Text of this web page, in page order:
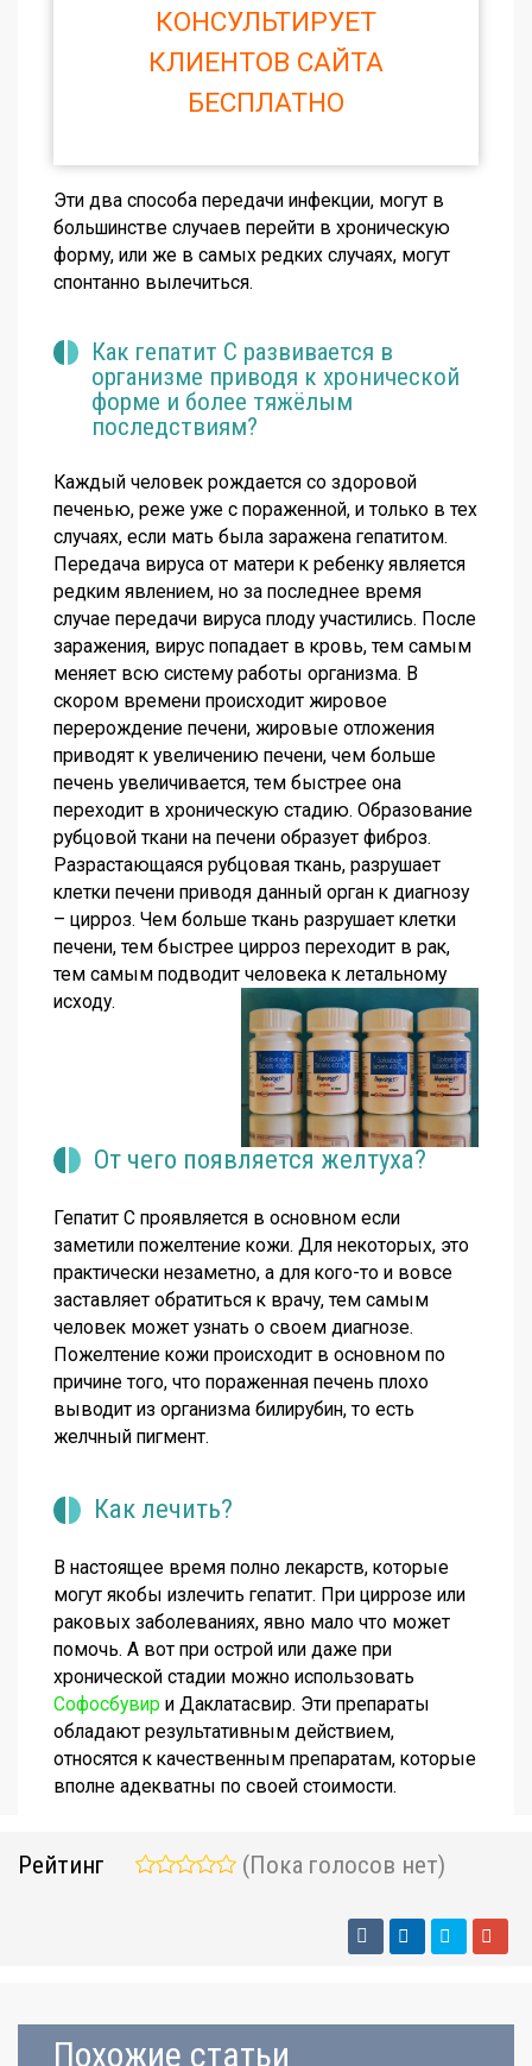
КОНСУЛЬТИРУЕТ
КЛИЕНТОВ САЙТА
БЕСПЛАТНО
Эти два способа передачи инфекции, могут в
большинстве случаев перейти в хроническую
форму, или же в самых редких случаях, могут
спонтанно вылечиться.
Как гепатит С развивается в
организме приводя к хронической
форме и более тяжёлым
последствиям?
Каждый человек рождается со здоровой
печенью, реже уже с пораженной, и только в тех
случаях, если мать была заражена гепатитом.
Передача вируса от матери к ребенку является
редким явлением, но за последнее время
случае передачи вируса плоду участились. После
заражения, вирус попадает в кровь, тем самым
меняет всю систему работы организма. В
скором времени происходит жировое
перерождение печени, жировые отложения
приводят к увеличению печени, чем больше
печень увеличивается, тем быстрее она
переходит в хроническую стадию. Образование
рубцовой ткани на печени образует фиброз.
Разрастающаяся рубцовая ткань, разрушает
клетки печени приводя данный орган к диагнозу
– цирроз. Чем больше ткань разрушает клетки
печени, тем быстрее цирроз переходит в рак,
тем самым подводит человека к летальному
исходу.
От чего появляется желтуха?
Гепатит С проявляется в основном если
заметили пожелтение кожи. Для некоторых, это
практически незаметно, а для кого-то и вовсе
заставляет обратиться к врачу, тем самым
человек может узнать о своем диагнозе.
Пожелтение кожи происходит в основном по
причине того, что пораженная печень плохо
выводит из организма билирубин, то есть
желчный пигмент.
Как лечить?
В настоящее время полно лекарств, которые
могут якобы излечить гепатит. При циррозе или
раковых заболеваниях, явно мало что может
помочь. А вот при острой или даже при
хронической стадии можно использовать
Софосбувир и Даклатасвир. Эти препараты
обладают результативным действием,
относятся к качественным препаратам, которые
вполне адекватны по своей стоимости.
Рейтинг (Пока голосов нет)
Похожие статьи